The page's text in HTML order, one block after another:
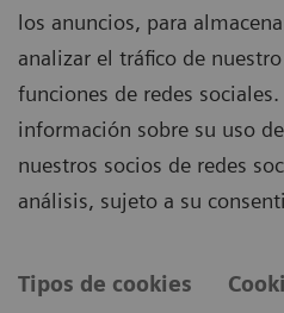
los anuncios, para
analizar el tráfico de
funciones de redes
información sobre su uso
nuestros socios de redes
análisis, sujeto a su
Tipos de cookies